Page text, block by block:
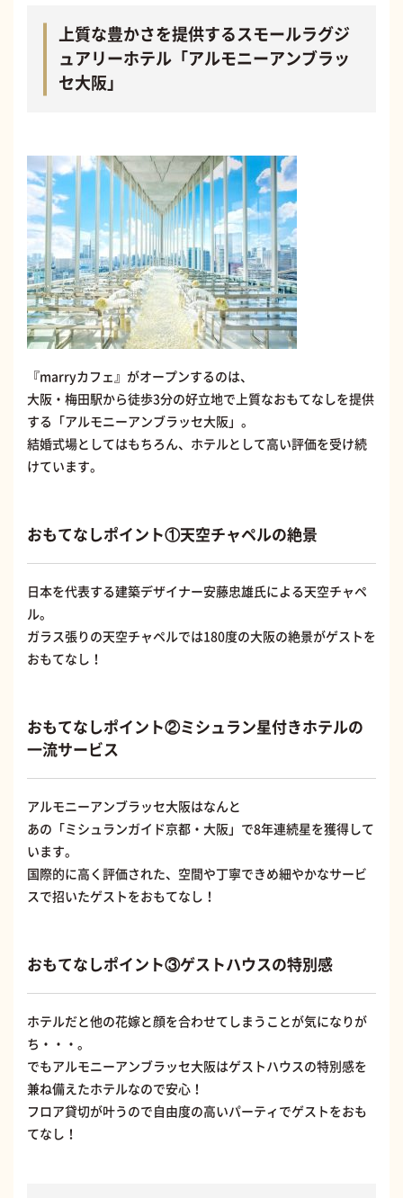
上質な豊かさを提供するスモールラグジ
ュアリーホテル「アルモニーアンブラッ
セ大阪」
『marryカフェ』がオープンするのは、
大阪・梅田駅から徒歩3分の好立地で上質なおもてなしを提供
する「アルモニーアンブラッセ大阪」。
結婚式場としてはもちろん、ホテルとして高い評価を受け続
けています。
おもてなしポイント①天空チャペルの絶景
日本を代表する建築デザイナー安藤忠雄氏による天空チャペ
ル。
ガラス張りの天空チャペルでは180度の大阪の絶景がゲストを
おもてなし！
おもてなしポイント②ミシュラン星付きホテルの
一流サービス
アルモニーアンブラッセ大阪はなんと
あの「ミシュランガイド京都・大阪」で8年連続星を獲得して
います。
国際的に高く評価された、空間や丁寧できめ細やかなサービ
スで招いたゲストをおもてなし！
おもてなしポイント③ゲストハウスの特別感
ホテルだと他の花嫁と顔を合わせてしまうことが気になりが
ち・・・。
でもアルモニーアンブラッセ大阪はゲストハウスの特別感を
兼ね備えたホテルなので安心！
フロア貸切が叶うので自由度の高いパーティでゲストをおも
てなし！